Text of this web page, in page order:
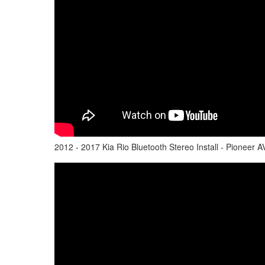
2012 - 2017 Kia Rio Bluetooth Stereo Install - Pioneer